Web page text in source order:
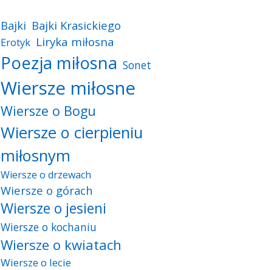
Bajki Bajki Krasickiego
Erotyk Liryka miłosna
Poezja miłosna Sonet
Wiersze miłosne
Wiersze o Bogu
Wiersze o cierpieniu
miłosnym
Wiersze o drzewach
Wiersze o górach
Wiersze o jesieni
Wiersze o kochaniu
Wiersze o kwiatach
Wiersze o lecie